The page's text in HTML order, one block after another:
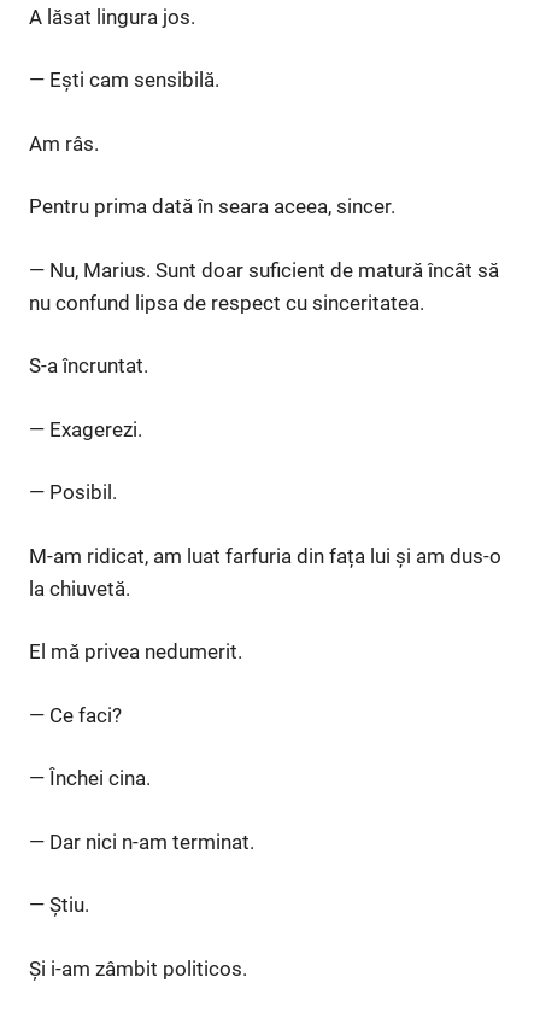
A lăsat lingura jos.
— Ești cam sensibilă.
Am râs.
Pentru prima dată în seara aceea, sincer.
— Nu, Marius. Sunt doar suficient de matură încât să
nu confund lipsa de respect cu sinceritatea.
S-a încruntat.
— Exagerezi.
— Posibil.
M-am ridicat, am luat farfuria din fața lui și am dus-o
la chiuvetă.
El mă privea nedumerit.
— Ce faci?
— Închei cina.
— Dar nici n-am terminat.
— Știu.
Și i-am zâmbit politicos.